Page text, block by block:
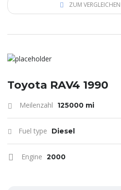
ZUM
Toyota RAV4 1990
Meilenzahl 125000 mi
Fuel type Diesel
Engine 2000